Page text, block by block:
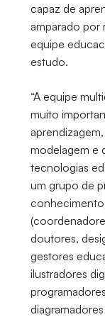
capaz de
amparado por
equipe
estudo.
“A equipe
muito
modelagem e
tecnologias
um grupo de
doutores,
gestores
ilustradores